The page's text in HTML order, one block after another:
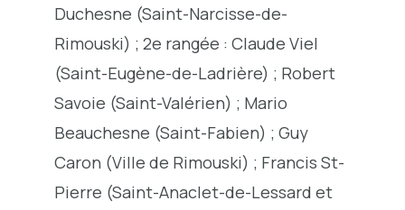
Duchesne (Saint-Narcisse-de-
Rimouski) ; 2e rangée : Claude Viel
(Saint-Eugène-de-Ladrière) ; Robert
Savoie (Saint-Valérien) ; Mario
Beauchesne (Saint-Fabien) ; Guy
Caron (Ville de Rimouski) ; Francis St-
Pierre (Saint-Anaclet-de-Lessard et